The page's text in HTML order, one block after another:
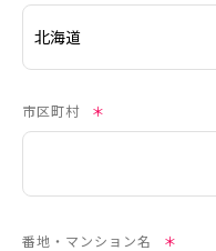
市区町村 ＊
番地・マンション名 ＊